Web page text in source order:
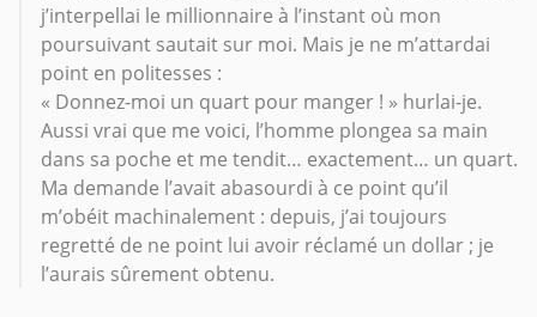
j’interpellai le millionnaire à l’instant où mon
poursuivant sautait sur moi. Mais je ne m’attardai
point en politesses :
« Donnez-moi un quart pour manger ! » hurlai-je.
Aussi vrai que me voici, l’homme plongea sa main
dans sa poche et me tendit… exactement… un quart.
Ma demande l’avait abasourdi à ce point qu’il
m’obéit machinalement : depuis, j’ai toujours
regretté de ne point lui avoir réclamé un dollar ; je
l’aurais sûrement obtenu.